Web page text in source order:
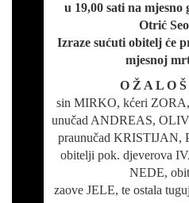
u 19,00 sati na
Otrić
Izraze sućuti obitelj će
mjesnoj
O Ž A L O
sin MIRKO, kćeri
unučad ANDREAS,
praunučad KRISTIJAN,
obitelji pok. djeverova
NEDE,
zaove JELE, te ostala